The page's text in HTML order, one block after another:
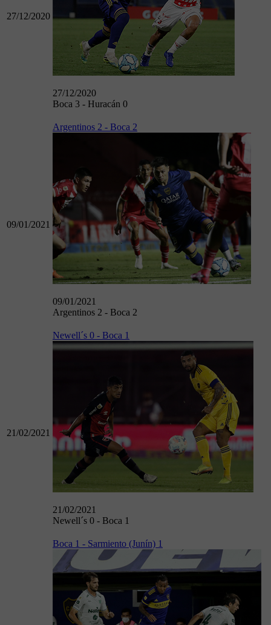
27/12/2020
27/12/2020
Boca 3 - Huracán 0
09/01/2021
Argentinos 2 - Boca 2
09/01/2021
Argentinos 2 - Boca 2
21/02/2021
Newell´s 0 - Boca 1
21/02/2021
Newell´s 0 - Boca 1
Boca 1 - Sarmiento (Junín) 1